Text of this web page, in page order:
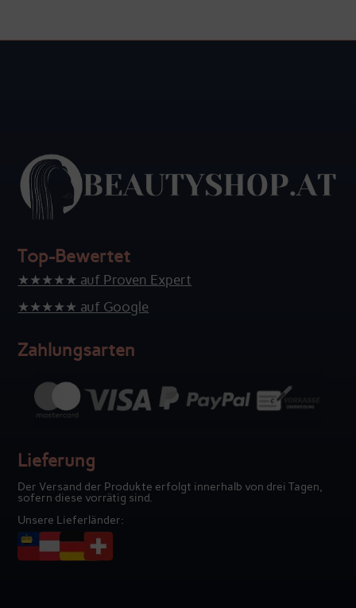
Top-Bewertet
★★★★★ auf Proven Expert
★★★★★ auf Google
Zahlungsarten
Lieferung
Der Versand der Produkte erfolgt innerhalb von drei Tagen,
sofern diese vorrätig sind.
Unsere Lieferländer: